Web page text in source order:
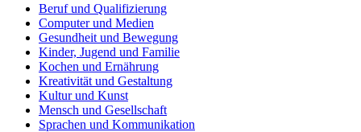
Beruf und Qualifizierung
Computer und Medien
Gesundheit und Bewegung
Kinder, Jugend und Familie
Kochen und Ernährung
Kreativität und Gestaltung
Kultur und Kunst
Mensch und Gesellschaft
Sprachen und Kommunikation